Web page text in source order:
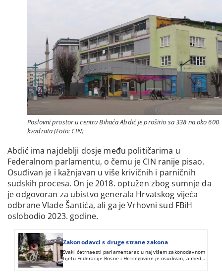
Poslovni prostor u centru Bihaća Abdić je proširio sa 338 na oko 600
kvadrata (Foto: CIN)
Abdić ima najdeblji dosje među političarima u
Federalnom parlamentu, o čemu je CIN ranije pisao.
Osuđivan je i kažnjavan u više krivičnih i parničnih
sudskih procesa. On je 2018. optužen zbog sumnje da
je odgovoran za ubistvo generala Hrvatskog vijeća
odbrane Vlade Šantića, ali ga je Vrhovni sud FBiH
oslobodio 2023. godine.
Zakonodavci s druge strane zakona
Svaki četrnaesti parlamentarac u najvišem zakonodavnom
tijelu Federacije Bosne i Hercegovine je osuđivan, a među
njima je više od polovine povratnika u činjenju krivičnih